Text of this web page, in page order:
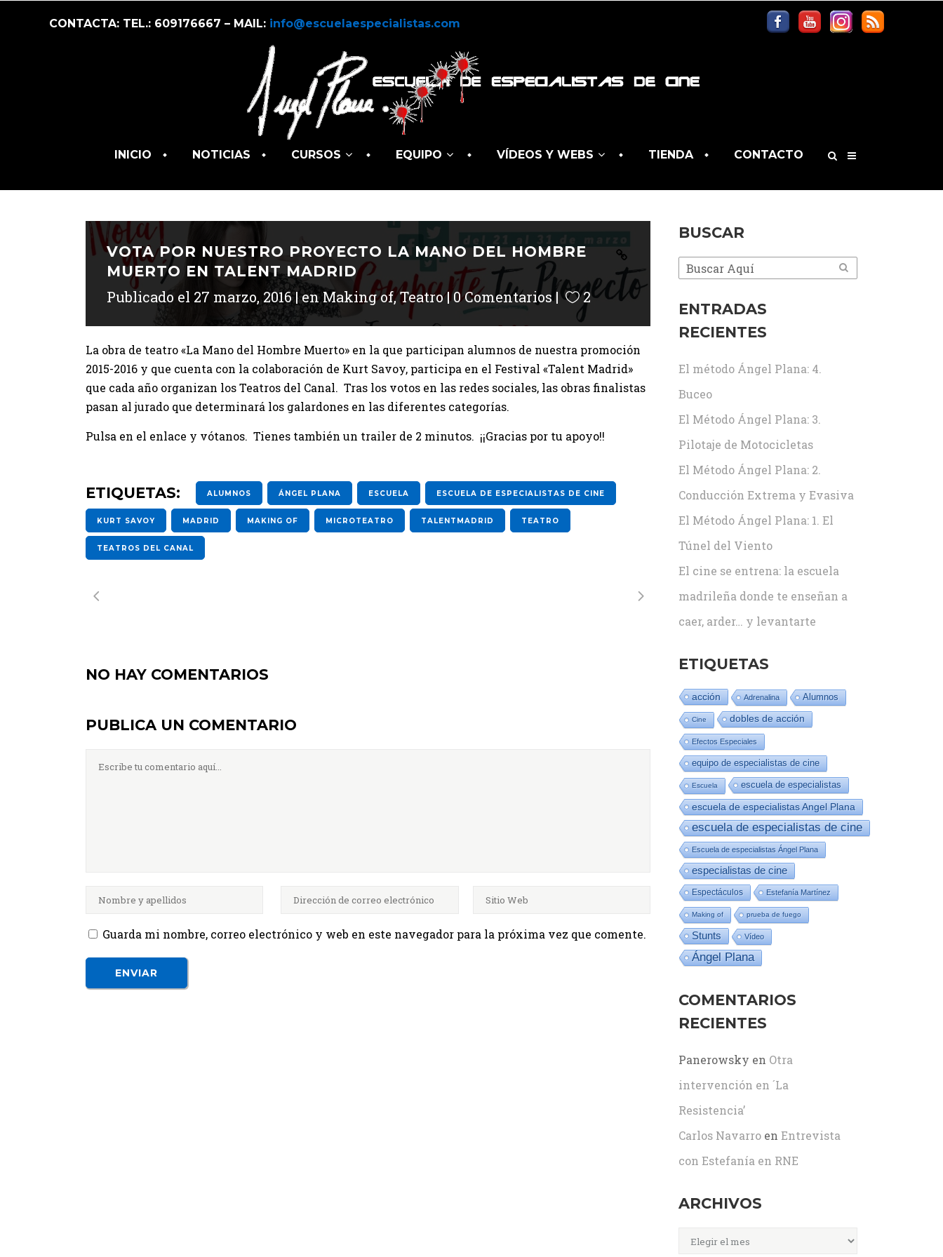
CONTACTA: TEL.: 609176667 – MAIL: info@escuelaespecialistas.com
INICIO NOTICIAS CURSOS EQUIPO VÍDEOS Y WEBS TIENDA CONTACTO
VOTA POR NUESTRO PROYECTO LA MANO DEL HOMBRE
MUERTO EN TALENT MADRID
Publicado el 27 marzo, 2016 enMaking of,Teatro 0 Comentarios 2
La obra de teatro «La Mano del Hombre Muerto» en la que participan alumnos de nuestra promoción
2015-2016 y que cuenta con la colaboración de Kurt Savoy, participa en el Festival «Talent Madrid»
que cada año organizan los Teatros del Canal. Tras los votos en las redes sociales, las obras finalistas
pasan al jurado que determinará los galardones en las diferentes categorías.
Pulsa en el enlace y vótanos. Tienes también un trailer de 2 minutos. ¡¡Gracias por tu apoyo!!
ETIQUETAS: ALUMNOS ÁNGEL PLANA ESCUELA ESCUELA DE ESPECIALISTAS DE CINE
KURT SAVOY MADRID MAKING OF MICROTEATRO TALENTMADRID TEATRO
TEATROS DEL CANAL
NO HAY COMENTARIOS
PUBLICA UN COMENTARIO
Guarda mi nombre, correo electrónico y web en este navegador para la próxima vez que comente.
BUSCAR
ENTRADAS
RECIENTES
El método Ángel Plana: 4.
Buceo
El Método Ángel Plana: 3.
Pilotaje de Motocicletas
El Método Ángel Plana: 2.
Conducción Extrema y Evasiva
El Método Ángel Plana: 1. El
Túnel del Viento
El cine se entrena: la escuela
madrileña donde te enseñan a
caer, arder… y levantarte
ETIQUETAS
acción Adrenalina Alumnos
Cine dobles de acción
Efectos Especiales
equipo de especialistas de cine
Escuela escuela de especialistas
escuela de especialistas Angel Plana
escuela de especialistas de cine
Escuela de especialistas Ángel Plana
especialistas de cine
Espectáculos Estefanía Martínez
Making of prueba de fuego
Stunts Vídeo
Ángel Plana
COMENTARIOS
RECIENTES
Panerowsky en Otra
intervención en ´La
Resistencia’
Carlos Navarro en Entrevista
con Estefanía en RNE
ARCHIVOS
Archivos